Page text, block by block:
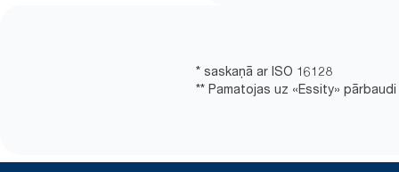
* saskaņā ar ISO 16128
** Pamatojas uz «Essity» pārbaudi